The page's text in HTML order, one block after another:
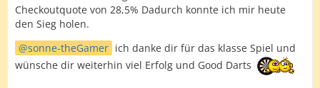
Checkoutquote von 28,5% Dadurch konnte ich mir heute
den Sieg holen.
sonne-theGamer ich danke dir für das klasse Spiel und
wünsche dir weiterhin viel Erfolg und Good Darts